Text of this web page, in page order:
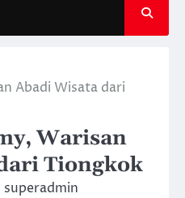
Abadi Wisata dari
Warisan
Tiongkok
superadmin